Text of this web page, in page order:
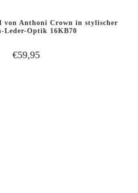
von Anthoni Crown in stylischer
Leder-Optik 16KB70
€59,95